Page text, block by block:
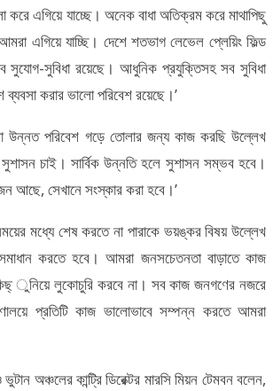
করে এগিয়ে যাচ্ছে। অনেক বাধা অতিক্রম করে মাথাপিছু
এগিয়ে যাচ্ছি। দেশে শতভাগ লেভেল প্লেয়িং ফিল্ড
সুযোগ-সুবিধা রয়েছে। আধুনিক প্রযুক্তিসহ সব সুবিধা
ব্যবসা করার ভালো পরিবেশ রয়েছে।’
উন্নত পরিবেশ গড়ে তোলার জন্য কাজ করছি উল্লেখ
চাই। সার্বিক উন্নতি হলে সুশাসন সম্ভব হবে।
আছে, সেখানে সংস্কার করা হবে।’
মধ্যে শেষ করতে না পারাকে ভয়ঙ্কর বিষয় উল্লেখ
করতে হবে। আমরা জনসচেতনতা বাড়াতে কাজ
ুনিয়ে লুকোচুরি করবে না। সব কাজ জনগণের নজরে
প্রতিটি কাজ ভালোভাবে সম্পন্ন করতে আমরা
ভুটান অঞ্চলের কান্ট্রি ডিরেক্টর মারসি মিয়ন টেমবন বলেন,